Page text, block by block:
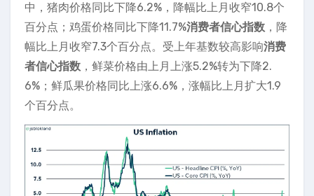
中，猪肉价格同比下降6.2%，降幅比上月收窄10.8个
百分点；鸡蛋价格同比下降11.7%消费者信心指数 ，降
幅比上月收窄7.3个百分点。受上年基数较高影响消费
者信心指数 ，鲜菜价格由上月上涨5.2%转为下降2.
6%；鲜瓜果价格同比上涨6.6%，涨幅比上月扩大1.9
个百分点。